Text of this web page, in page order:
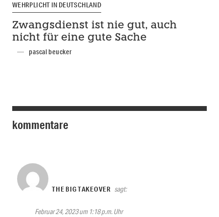
WEHRPLICHT IN DEUTSCHLAND
Zwangsdienst ist nie gut, auch
nicht für eine gute Sache
pascal beucker
kommentare
THE BIG TAKEOVER sagt:
Februar 24, 2023 um 1:18 p.m. Uhr